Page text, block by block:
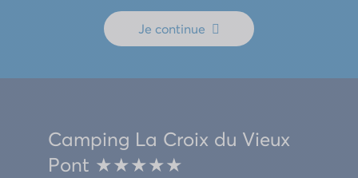
Je continue
Camping La Croix du Vieux
Pont ★★★★★